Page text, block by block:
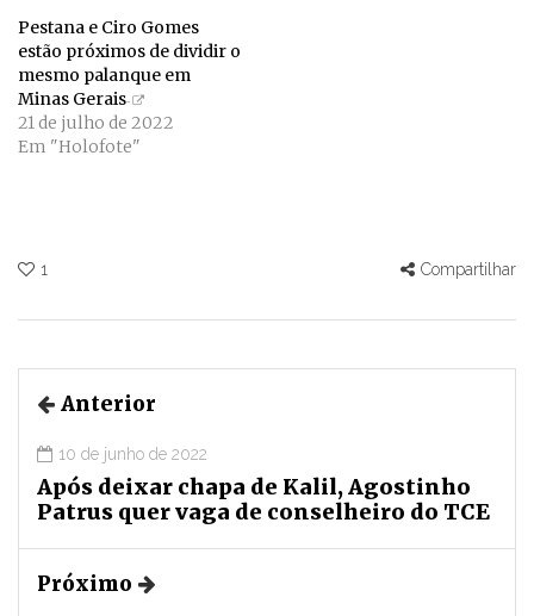
Pestana e Ciro Gomes
estão próximos de dividir o
mesmo palanque em
Minas Gerais
21 de julho de 2022
Em "Holofote"
1 Compartilhar
Anterior
10 de junho de 2022
Após deixar chapa de Kalil, Agostinho
Patrus quer vaga de conselheiro do TCE
Próximo